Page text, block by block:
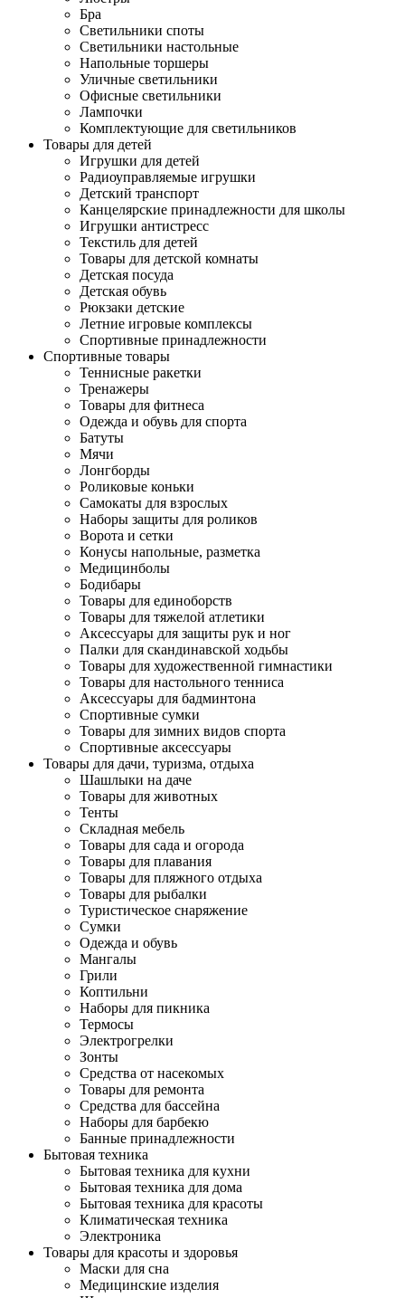
Бра
Светильники споты
Светильники настольные
Напольные торшеры
Уличные светильники
Офисные светильники
Лампочки
Комплектующие для светильников
Товары для детей
Игрушки для детей
Радиоуправляемые игрушки
Детский транспорт
Канцелярские принадлежности для школы
Игрушки антистресс
Текстиль для детей
Товары для детской комнаты
Детская посуда
Детская обувь
Рюкзаки детские
Летние игровые комплексы
Спортивные принадлежности
Спортивные товары
Теннисные ракетки
Тренажеры
Товары для фитнеса
Одежда и обувь для спорта
Батуты
Мячи
Лонгборды
Роликовые коньки
Самокаты для взрослых
Наборы защиты для роликов
Ворота и сетки
Конусы напольные, разметка
Медицинболы
Бодибары
Товары для единоборств
Товары для тяжелой атлетики
Аксессуары для защиты рук и ног
Палки для скандинавской ходьбы
Товары для художественной гимнастики
Товары для настольного тенниса
Аксессуары для бадминтона
Спортивные сумки
Товары для зимних видов спорта
Спортивные аксессуары
Товары для дачи, туризма, отдыха
Шашлыки на даче
Товары для животных
Тенты
Складная мебель
Товары для сада и огорода
Товары для плавания
Товары для пляжного отдыха
Товары для рыбалки
Туристическое снаряжение
Сумки
Одежда и обувь
Мангалы
Грили
Коптильни
Наборы для пикника
Термосы
Электрогрелки
Зонты
Средства от насекомых
Товары для ремонта
Средства для бассейна
Наборы для барбекю
Банные принадлежности
Бытовая техника
Бытовая техника для кухни
Бытовая техника для дома
Бытовая техника для красоты
Климатическая техника
Электроника
Товары для красоты и здоровья
Маски для сна
Медицинские изделия